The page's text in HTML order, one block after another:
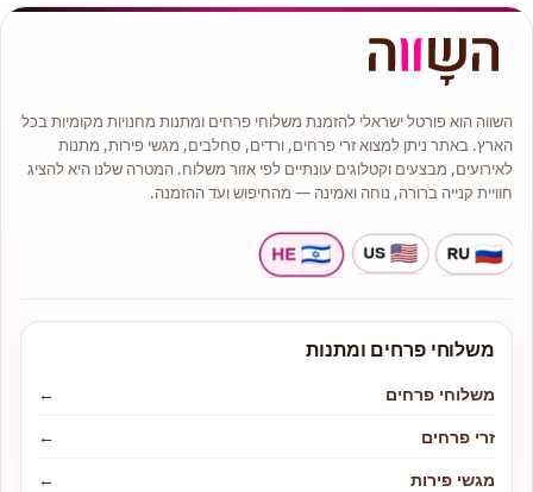
השווה הוא פורטל ישראלי להזמנת משלוחי פרחים ומתנות מחנויות מקומיות בכל
הארץ. באתר ניתן למצוא זרי פרחים, ורדים, סחלבים, מגשי פירות, מתנות
לאירועים, מבצעים וקטלוגים עונתיים לפי אזור משלוח. המטרה שלנו היא להציג
חוויית קנייה ברורה, נוחה ואמינה — מהחיפוש ועד ההזמנה.
משלוחי פרחים ומתנות
משלוחי פרחים
←
זרי פרחים
←
מגשי פירות
←